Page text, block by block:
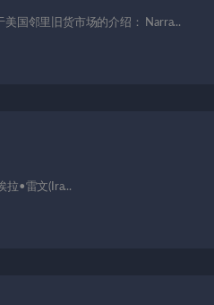
国邻里旧货市场的介绍： Narra...
拉•雷文(Ira...